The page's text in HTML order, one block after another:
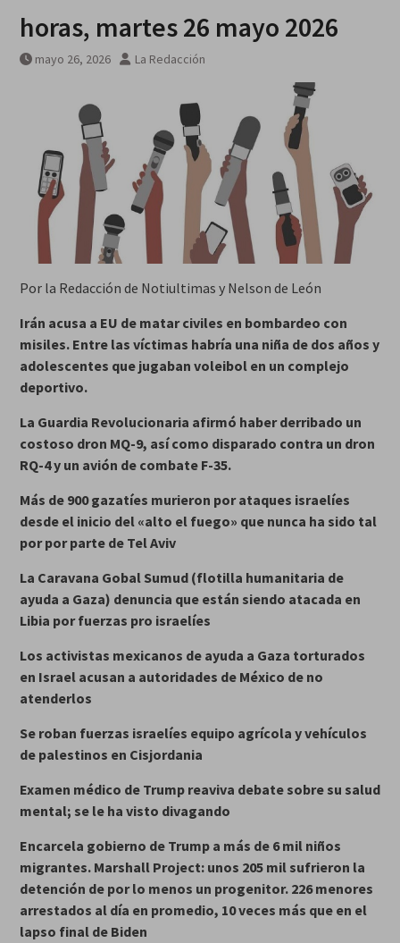
horas, martes 26 mayo 2026
mayo 26, 2026 La Redacción
Por la Redacción de Notiultimas y Nelson de León
Irán acusa a EU de matar civiles en bombardeo con
misiles. Entre las víctimas habría una niña de dos años y
adolescentes que jugaban voleibol en un complejo
deportivo.
La Guardia Revolucionaria afirmó haber derribado un
costoso dron MQ-9, así como disparado contra un dron
RQ-4 y un avión de combate F-35.
Más de 900 gazatíes murieron por ataques israelíes
desde el inicio del «alto el fuego» que nunca ha sido tal
por por parte de Tel Aviv
La Caravana Gobal Sumud (flotilla humanitaria de
ayuda a Gaza) denuncia que están siendo atacada en
Libia por fuerzas pro israelíes
Los activistas mexicanos de ayuda a Gaza torturados
en Israel acusan a autoridades de México de no
atenderlos
Se roban fuerzas israelíes equipo agrícola y vehículos
de palestinos en Cisjordania
Examen médico de Trump reaviva debate sobre su salud
mental; se le ha visto divagando
Encarcela gobierno de Trump a más de 6 mil niños
migrantes. Marshall Project: unos 205 mil sufrieron la
detención de por lo menos un progenitor. 226 menores
arrestados al día en promedio, 10 veces más que en el
lapso final de Biden